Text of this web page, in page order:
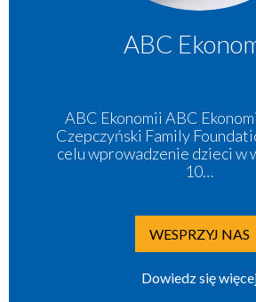
ABC
ABC Ekonomii ABC
Czepczyński Family
celu wprowadzenie dzieci w
10…
WESPRZYJ NAS
Dowiedz się